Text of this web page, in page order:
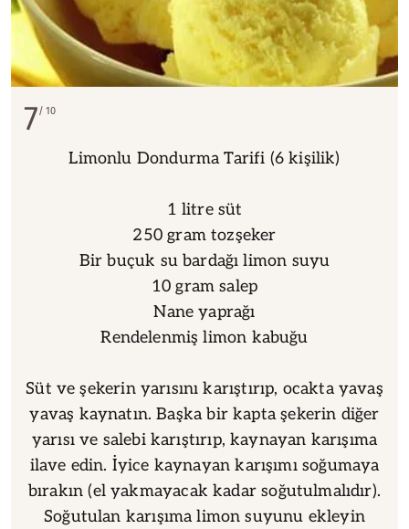
7 10
Limonlu Dondurma Tarifi (6 kişilik)
1 litre süt
250 gram tozşeker
Bir buçuk su bardağı limon suyu
10 gram salep
Nane yaprağı
Rendelenmiş limon kabuğu
Süt ve şekerin yarısını karıştırıp, ocakta yavaş
yavaş kaynatın. Başka bir kapta şekerin diğer
yarısı ve salebi karıştırıp, kaynayan karışıma
ilave edin. İyice kaynayan karışımı soğumaya
bırakın (el yakmayacak kadar soğutulmalıdır).
Soğutulan karışıma limon suyunu ekleyin